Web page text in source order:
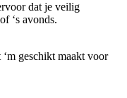
dat je veilig
‘s avonds.
geschikt maakt voor